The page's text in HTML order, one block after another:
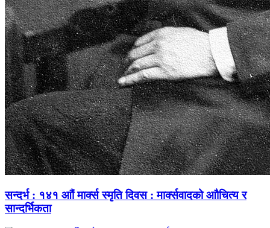
सन्दर्भ : १४१ आौं मार्क्स स्मृति दिवस : मार्क्सवादको आौचित्य र
सान्दर्भिकता